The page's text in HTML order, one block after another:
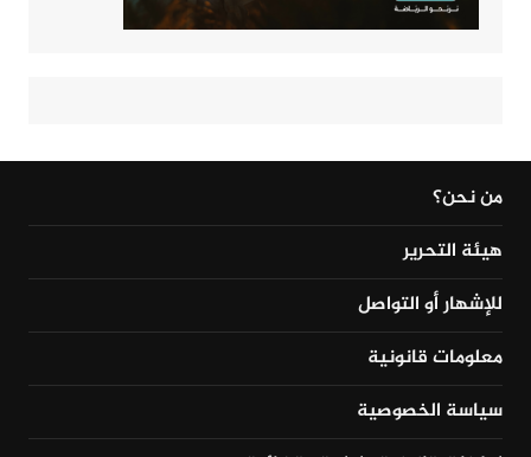
من نحن؟
هيئة التحرير
للإشهار أو التواصل
معلومات قانونية
سياسة الخصوصية